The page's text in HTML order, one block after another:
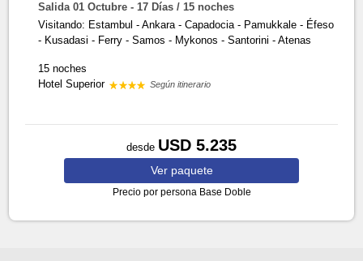
Salida 01 Octubre - 17 Días / 15 noches
Visitando: Estambul - Ankara - Capadocia - Pamukkale - Éfeso
- Kusadasi - Ferry - Samos - Mykonos - Santorini - Atenas
15 noches
Hotel Superior
Según itinerario
desde USD 5.235
Ver paquete
Precio por persona Base Doble